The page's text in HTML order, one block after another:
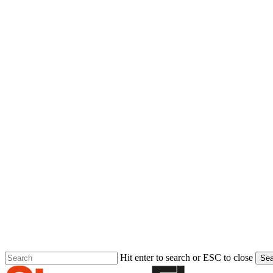
Hit enter to search or ESC to close
Close